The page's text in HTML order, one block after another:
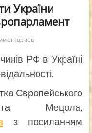
України
РФ в Україні
Європейського
Мецола,
з посиланням